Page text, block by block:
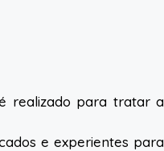
realizado para tratar a
e experientes para